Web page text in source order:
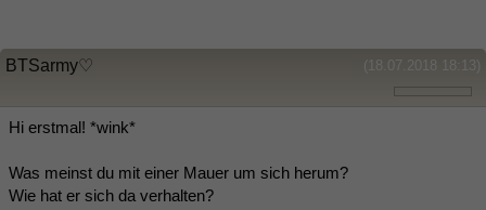
(18.07.2018 18:13)
BTSarmy♡
Hi erstmal! *wink*
Was meinst du mit einer Mauer um sich herum?
Wie hat er sich da verhalten?